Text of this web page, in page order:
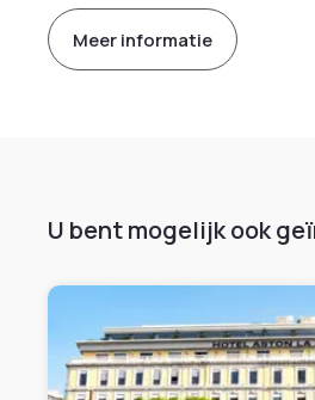
Meer informatie
U bent mogelijk ook